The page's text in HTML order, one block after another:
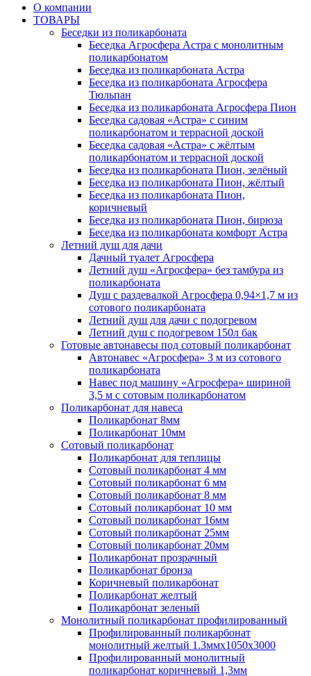
О компании
ТОВАРЫ
Беседки из поликарбоната
Беседка Агросфера Астра с монолитным
поликарбонатом
Беседка из поликарбоната Астра
Беседка из поликарбоната Агросфера
Тюльпан
Беседка из поликарбоната Агросфера Пион
Беседка садовая «Астра» с синим
поликарбонатом и террасной доской
Беседка садовая «Астра» с жёлтым
поликарбонатом и террасной доской
Беседка из поликарбоната Пион, зелёный
Беседка из поликарбоната Пион, жёлтый
Беседка из поликарбоната Пион,
коричневый
Беседка из поликарбоната Пион, бирюза
Беседка из поликарбоната комфорт Астра
Летний душ для дачи
Дачный туалет Агросфера
Летний душ «Агросфера» без тамбура из
поликарбоната
Душ с раздевалкой Агросфера 0,94×1,7 м из
сотового поликарбоната
Летний душ для дачи с подогревом
Летний душ с подогревом 150л бак
Готовые автонавесы под сотовый поликарбонат
Автонавес «Агросфера» 3 м из сотового
поликарбоната
Навес под машину «Агросфера» шириной
3,5 м с сотовым поликарбонатом
Поликарбонат для навеса
Поликарбонат 8мм
Поликарбонат 10мм
Сотовый поликарбонат
Поликарбонат для теплицы
Сотовый поликарбонат 4 мм
Сотовый поликарбонат 6 мм
Сотовый поликарбонат 8 мм
Сотовый поликарбонат 10 мм
Сотовый поликарбонат 16мм
Сотовый поликарбонат 25мм
Сотовый поликарбонат 20мм
Поликарбонат прозрачный
Поликарбонат бронза
Коричневый поликарбонат
Поликарбонат желтый
Поликарбонат зеленый
Монолитный поликарбонат профилированный
Профилированный поликарбонат
монолитный желтый 1.3ммх1050х3000
Профилированный монолитный
поликарбонат коричневый 1,3мм